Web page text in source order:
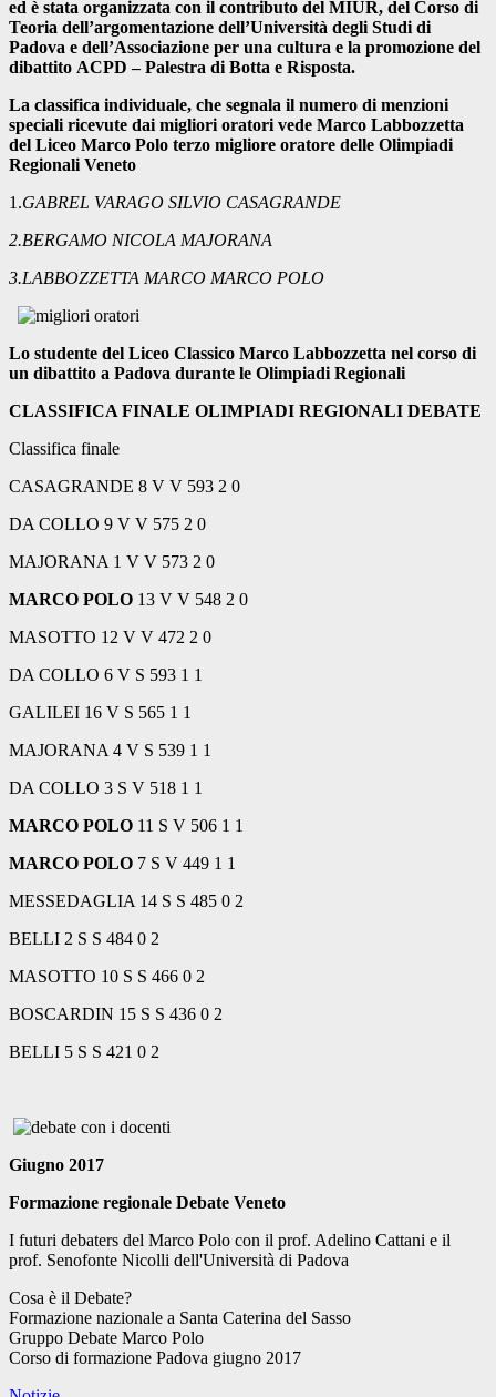
ed è stata organizzata con il contributo del MIUR, del Corso di
Teoria dell’argomentazione dell’Università degli Studi di
Padova e dell’Associazione per una cultura e la promozione del
dibattito ACPD – Palestra di Botta e Risposta.
La classifica individuale, che segnala il numero di menzioni
speciali ricevute dai migliori oratori vede Marco Labbozzetta
del Liceo Marco Polo terzo migliore oratore delle Olimpiadi
Regionali Veneto
1.GABREL VARAGO SILVIO CASAGRANDE
2.BERGAMO NICOLA MAJORANA
3.LABBOZZETTA MARCO MARCO POLO
Lo studente del Liceo Classico Marco Labbozzetta nel corso di
un dibattito a Padova durante le Olimpiadi Regionali
CLASSIFICA FINALE OLIMPIADI REGIONALI DEBATE
Classifica finale
CASAGRANDE 8 V V 593 2 0
DA COLLO 9 V V 575 2 0
MAJORANA 1 V V 573 2 0
MARCO POLO 13 V V 548 2 0
MASOTTO 12 V V 472 2 0
DA COLLO 6 V S 593 1 1
GALILEI 16 V S 565 1 1
MAJORANA 4 V S 539 1 1
DA COLLO 3 S V 518 1 1
MARCO POLO 11 S V 506 1 1
MARCO POLO 7 S V 449 1 1
MESSEDAGLIA 14 S S 485 0 2
BELLI 2 S S 484 0 2
MASOTTO 10 S S 466 0 2
BOSCARDIN 15 S S 436 0 2
BELLI 5 S S 421 0 2
Giugno 2017
Formazione regionale Debate Veneto
I futuri debaters del Marco Polo con il prof. Adelino Cattani e il
prof. Senofonte Nicolli dell'Università di Padova
Cosa è il Debate?
Formazione nazionale a Santa Caterina del Sasso
Gruppo Debate Marco Polo
Corso di formazione Padova giugno 2017